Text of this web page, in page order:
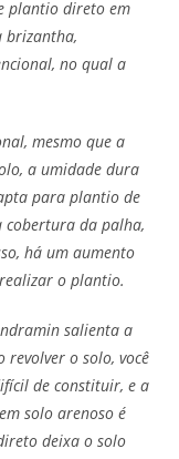
plantio direto em
brizantha,
no qual a
mesmo que a
a umidade dura
para plantio de
cobertura da palha,
há um aumento
o plantio.
salienta a
revolver o solo, você
de constituir, e a
solo arenoso é
deixa o solo